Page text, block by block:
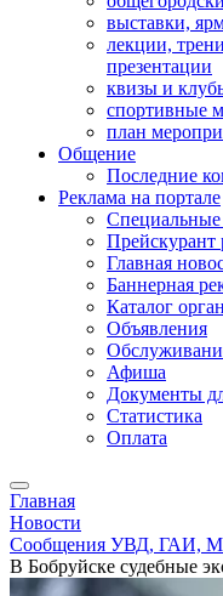
выставки,
лекции,
презентации
квизы и
спортивные
план
Общение
Последние
Реклама на портале
Прейскурант
Главная
Баннерная
Каталог
Объявления
Афиша
Документы
Статистика
Оплата
Главная
Новости
Сообщения УВД, ГАИ,
В Бобруйске судебные